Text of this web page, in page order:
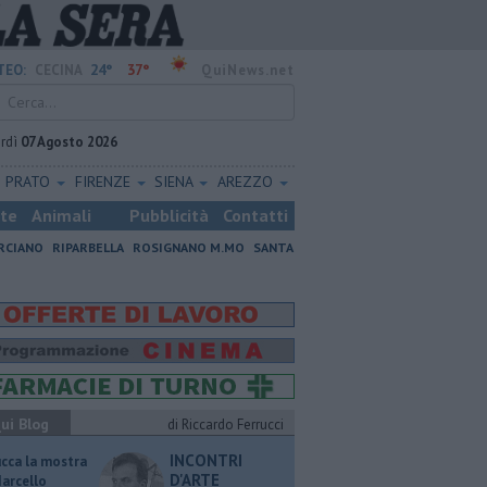
24° 37°
07 Agosto 2026
PRATO FIRENZE SIENA AREZZO
Animali Pubblicità Contatti
RIPARBELLA ROSIGNANO M.MO SANTA
Blog
di Riccardo Ferrucci
la mostra
INCONTRI
D'ARTE